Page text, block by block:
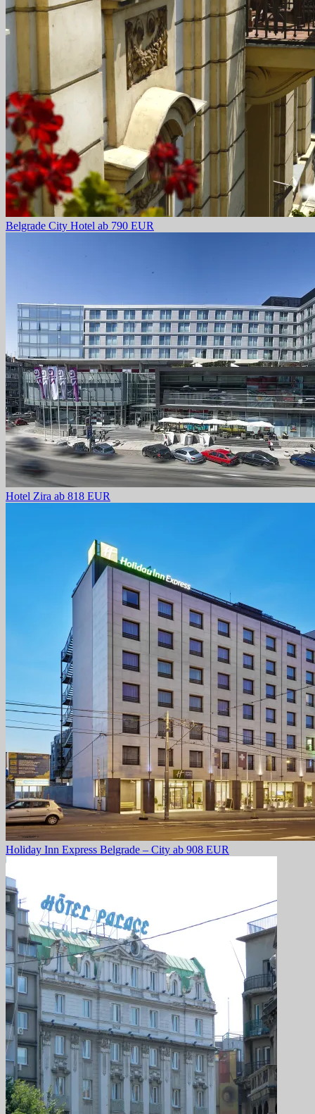
Belgrade City Hotel ab 790 EUR
Hotel Zira ab 818 EUR
Holiday Inn Express Belgrade – City ab 908 EUR